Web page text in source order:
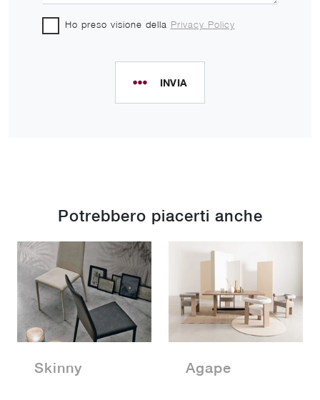
Ho preso visione della Privacy Policy
INVIA
Potrebbero piacerti anche
Skinny Agape